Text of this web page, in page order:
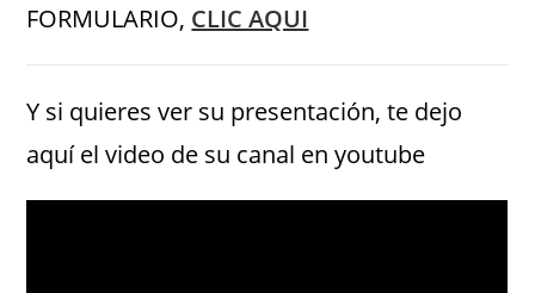
FORMULARIO, CLIC AQUI
Y si quieres ver su presentación, te dejo
aquí el video de su canal en youtube